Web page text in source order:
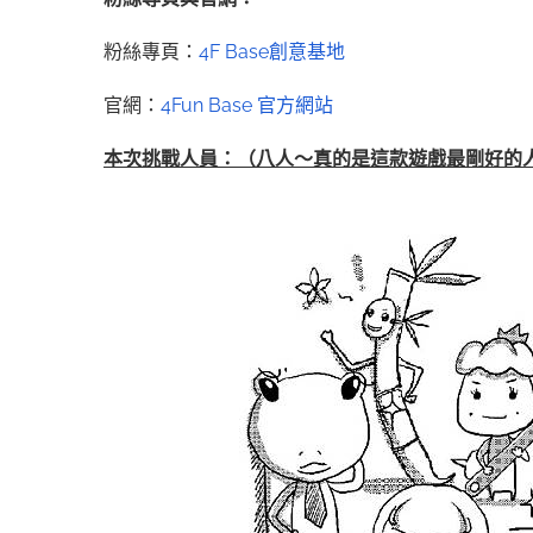
粉絲專頁： 4F Base創意基地
官網： 4Fun Base 官方網站
本次挑戰人員：（八人～真的是這款遊戲最剛好的